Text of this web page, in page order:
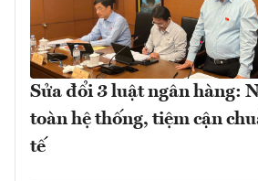
Sửa đổi 3 luật ngân hàng:
toàn hệ thống, tiệm cận
tế